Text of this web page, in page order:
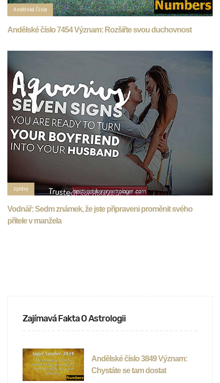
Andělská Čísla
Andělské číslo 7454 Význam: Rozšiřte svou duchovnost
zprávy
Vodnář: Sedm známek, že jste připraveni proměnit svého
přítele v manžela
Zajímavá Fakta O Astrologii
Andělské číslo 3849 Význam:
Chystáte se tam dostat